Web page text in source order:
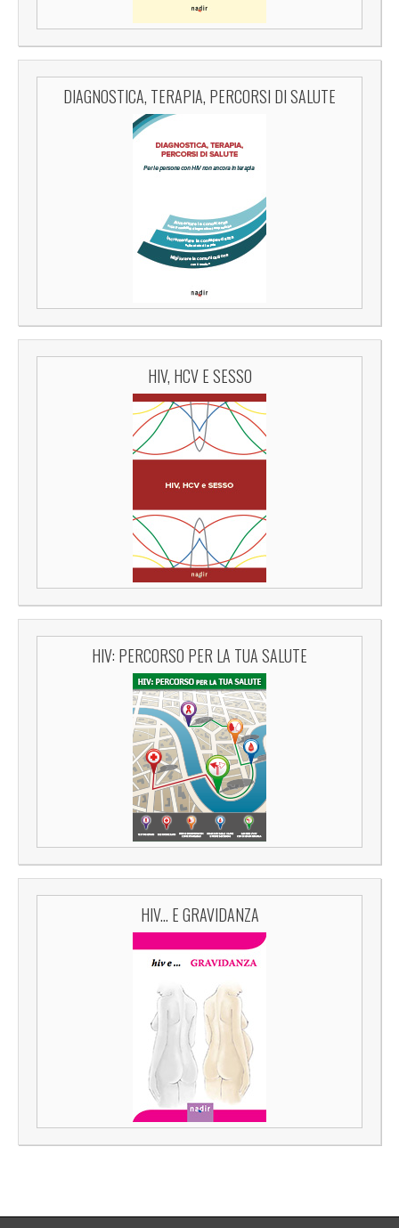
DIAGNOSTICA, TERAPIA, PERCORSI DI SALUTE
HIV, HCV E SESSO
HIV: PERCORSO PER LA TUA SALUTE
HIV... E GRAVIDANZA